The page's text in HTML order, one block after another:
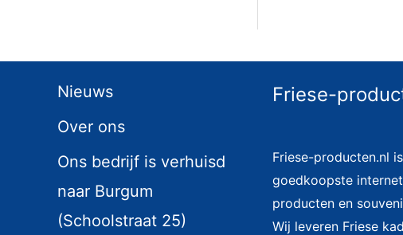
Nieuws
Over ons
Ons bedrijf is verhuisd
naar Burgum
(Schoolstraat 25)
Friese-
Friese-producten.nl
goedkoopste
producten en
Wij leveren Friese